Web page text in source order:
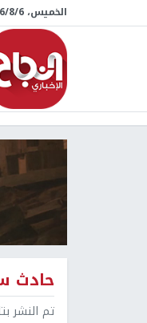
الخميس، 6/‏8/‏2026 10:10:57 مساءً
حادث
تم النشر